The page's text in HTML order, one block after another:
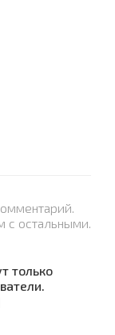
с остальными.
только